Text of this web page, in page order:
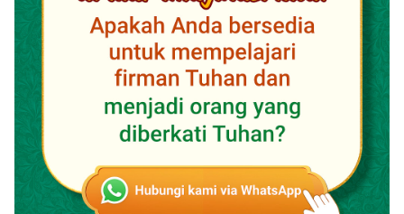
pun dapat menjawab siapakah sutradara di balik
tragedi ini.
Di dalam dunia yang luas ini, tak terhitung perubahan
yang telah terjadi, terus-menerus. Tidak ada seorang
pun yang dapat memimpin dan menuntun umat
manusia ini selain Ia yang memerintah atas segalanya
di alam semesta. Tidak ada orang perkasa yang dapat
mengupayakan atau melakukan persiapan bagi umat